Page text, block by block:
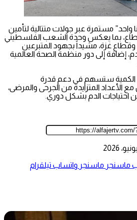
واحد” مستمرة عبر جولات متتالية لتأمين
بما يعكس وحدة الشعب الفلسطيني
وقطاع غزة، مشيداً بجهود المتبرعين
إضافة إلى دور منظمة الصحة العالمية
الكمية ستسهم في دعم قدرة
الأعداد المتزايدة من الجرحى والمرضى،
احتياجات الدم بشكل دوري.
ماسنجر ماسنجر واتساب تيلقرام